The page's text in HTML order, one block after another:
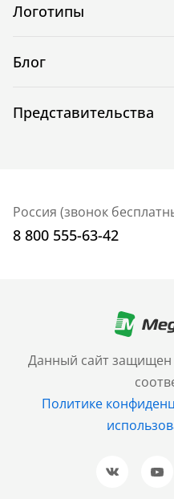
Данный сайт защищен
Политике
Логотипы
Блог
Представительства
Россия (звонок
8 800 555-63-42
+7 (499) 705-30-10
Санкт-Петербург
+7 (812) 600-77-33
Барнаул
+7 (961) 999-93-93
Новосибирск